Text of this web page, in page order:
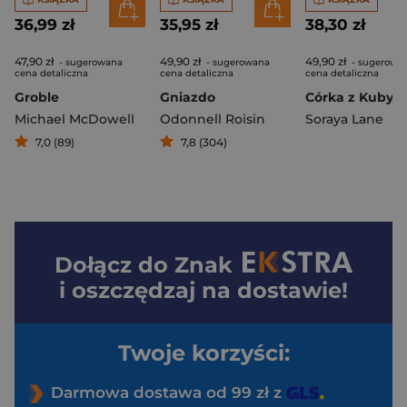
36,99 zł
47,90 zł - sugerowana
cena detaliczna
Groble
Michael McDowell
7,0 (89)
35,95 zł
49,90 zł - sugerowana
cena detaliczna
Gniazdo
Odonnell Roisin
7,8 (304)
38,30 zł
49,90 zł -
cena detaliczna
Soraya Lane
Dołącz do Znak
i oszczędzaj na dostawie!
Twoje korzyści:
Darmowa dostawa od 99 zł z